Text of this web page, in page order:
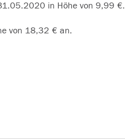
in Höhe von 9,99 €.
von 18,32 € an.